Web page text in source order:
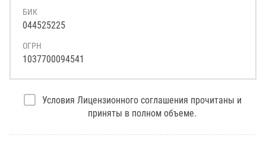
БИК
044525225
ОГРН
1037700094541
Условия Лицензионного соглашения прочитаны и
приняты в полном объеме.